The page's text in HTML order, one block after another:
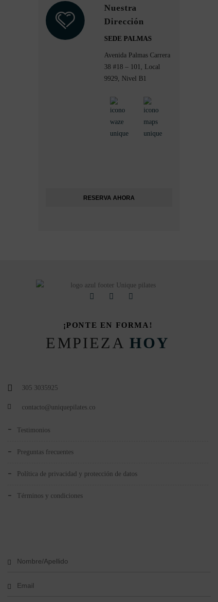
Nuestra
Dirección
SEDE PALMAS
Avenida Palmas Carrera
38 #18 – 101, Local
9929, Nivel B1
RESERVA AHORA
¡PONTE EN FORMA!
EMPIEZA HOY
305 3035925
contacto@uniquepilates.co
testimonios
preguntas frecuentes
política de privacidad y protección de datos
términos y condiciones